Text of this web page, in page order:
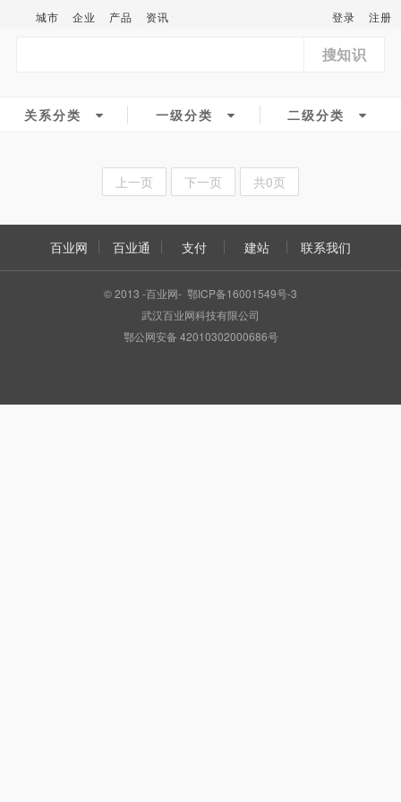
城市 企业 产品 资讯 登录 注册
搜知识
关系分类 一级分类 二级分类
上一页 下一页 共0页
百业网 百业通 支付 建站 联系我们
© 2013 -百业网- 鄂ICP备16001549号-3
武汉百业网科技有限公司
鄂公网安备 42010302000686号